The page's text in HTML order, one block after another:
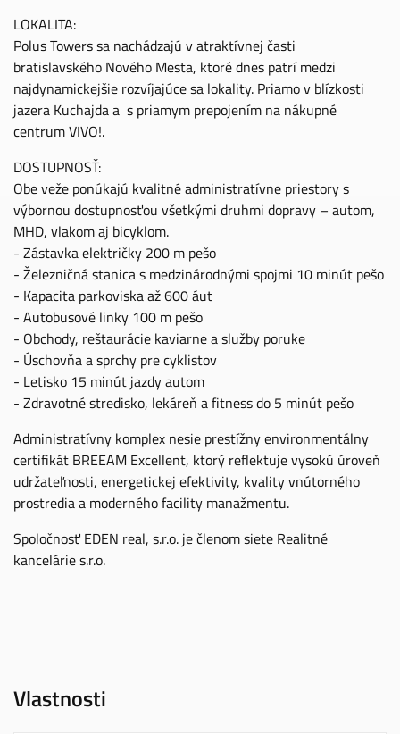
LOKALITA:
Polus Towers sa nachádzajú v atraktívnej časti
bratislavského Nového Mesta, ktoré dnes patrí medzi
najdynamickejšie rozvíjajúce sa lokality. Priamo v blízkosti
jazera Kuchajda a s priamym prepojením na nákupné
centrum VIVO!.
DOSTUPNOSŤ:
Obe veže ponúkajú kvalitné administratívne priestory s
výbornou dostupnosťou všetkými druhmi dopravy – autom,
MHD, vlakom aj bicyklom.
- Zástavka električky 200 m pešo
- Železničná stanica s medzinárodnými spojmi 10 minút pešo
- Kapacita parkoviska až 600 áut
- Autobusové linky 100 m pešo
- Obchody, reštaurácie kaviarne a služby poruke
- Úschovňa a sprchy pre cyklistov
- Letisko 15 minút jazdy autom
- Zdravotné stredisko, lekáreň a fitness do 5 minút pešo
Administratívny komplex nesie prestížny environmentálny
certifikát BREEAM Excellent, ktorý reflektuje vysokú úroveň
udržateľnosti, energetickej efektivity, kvality vnútorného
prostredia a moderného facility manažmentu.
Spoločnosť EDEN real, s.r.o. je členom siete Realitné
kancelárie s.r.o.
Vlastnosti